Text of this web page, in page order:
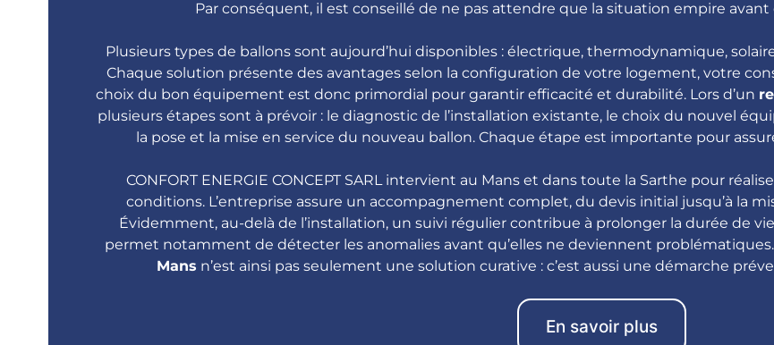
Par conséquent, il est conseillé de ne pas attendre que la situation empire
Plusieurs types de ballons sont aujourd’hui disponibles : électrique, thermodynamique,
Chaque solution présente des avantages selon la configuration de votre logement, votre
choix du bon équipement est donc primordial pour garantir efficacité et durabilité. Lors d’un
plusieurs étapes sont à prévoir : le diagnostic de l’installation existante, le choix du nouvel
la pose et la mise en service du nouveau ballon. Chaque étape est importante pour
CONFORT ENERGIE CONCEPT SARL intervient au Mans et dans toute la Sarthe pour
conditions. L’entreprise assure un accompagnement complet, du devis initial jusqu’à la
Évidemment, au-delà de l’installation, un suivi régulier contribue à prolonger la durée de
permet notamment de détecter les anomalies avant qu’elles ne deviennent
Mans n’est ainsi pas seulement une solution curative : c’est aussi une démarche
En savoir plus